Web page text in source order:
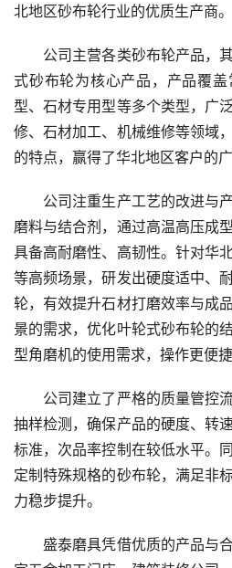
北地区砂布轮行业的优质生产商。
公司主营各类砂布轮产品，其
式砂布轮为核心产品，产品覆
型、石材专用型等多个类型，广
修、石材加工、机械维修等领域
的特点，赢得了华北地区客户的广
公司注重生产工艺的改进与产
磨料与结合剂，通过高温高压成
具备高耐磨性、高韧性。针对华
等高频场景，研发出硬度适中、
轮，有效提升石材打磨效率与成
景的需求，优化叶轮式砂布轮的
型角磨机的使用需求，操作更便捷
公司建立了严格的质量管控流
抽样检测，确保产品的硬度、转
标准，次品率控制在较低水平。
定制特殊规格的砂布轮，满足非
力稳步提升。
盛泰磨具凭借优质的产品与合